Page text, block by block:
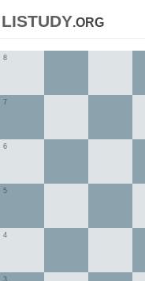
listudy.org
3
4
5
6
7
8